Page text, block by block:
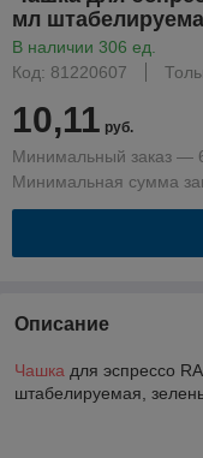
мл
В наличии 306 ед.
Код: 81220607
10,11 руб.
Минимальный заказ —
Минимальная сумма
Описание
Чашка для эспрессо
штабелируемая,